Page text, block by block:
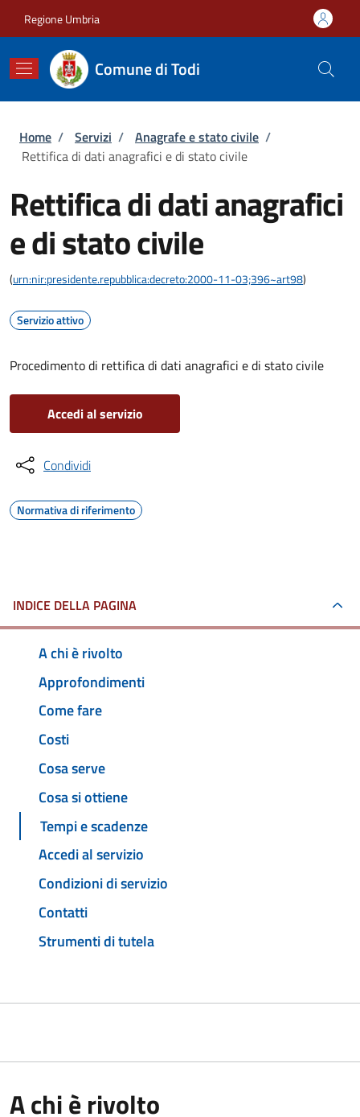
Regione Umbria
Comune di Todi
Briciole di pane
Home / Servizi / Anagrafe e stato civile /
Rettifica di dati anagrafici e di stato civile
Rettifica di dati anagrafici
e di stato civile
(urn:nir:presidente.repubblica:decreto:2000-11-03;396~art98)
Servizio attivo
Procedimento di rettifica di dati anagrafici e di stato civile
Accedi al servizio
Condividi
Normativa di riferimento
INDICE DELLA PAGINA
A chi è rivolto
Approfondimenti
Come fare
Costi
Cosa serve
Cosa si ottiene
Tempi e scadenze
Accedi al servizio
Condizioni di servizio
Contatti
Strumenti di tutela
A chi è rivolto